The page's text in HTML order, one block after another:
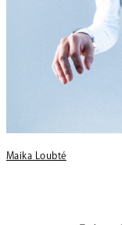
Maika Loubté